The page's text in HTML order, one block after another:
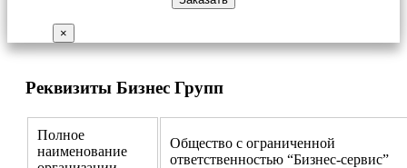
×
Реквизиты Бизнес Групп
Полное
наименование
Общество с ограниченной
ответственностью “Бизнес-сервис”